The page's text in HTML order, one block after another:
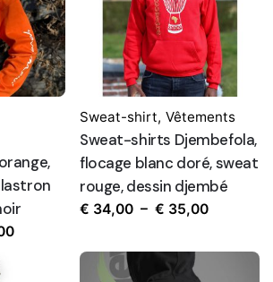
Plage
Sweat-shirt, Vêtements
Sweat-shirts Djembefola,
flocage blanc doré, sweat
rouge, dessin djembé
€ 34,00 – € 35,00Plage
prix :